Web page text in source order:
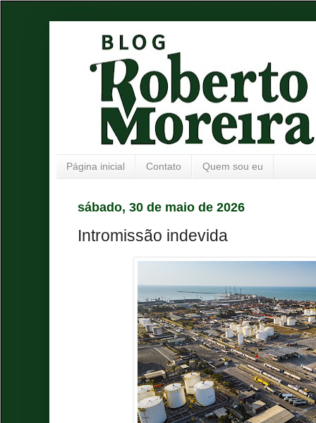
Página inicial Contato Quem sou eu
sábado, 30 de maio de 2026
Intromissão indevida